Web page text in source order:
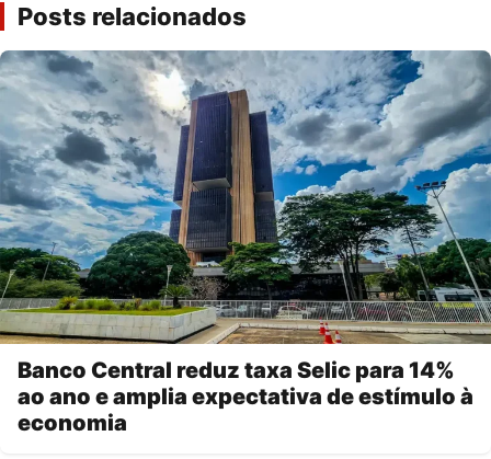
Posts relacionados
Banco Central reduz taxa Selic para 14%
ao ano e amplia expectativa de estímulo à
economia